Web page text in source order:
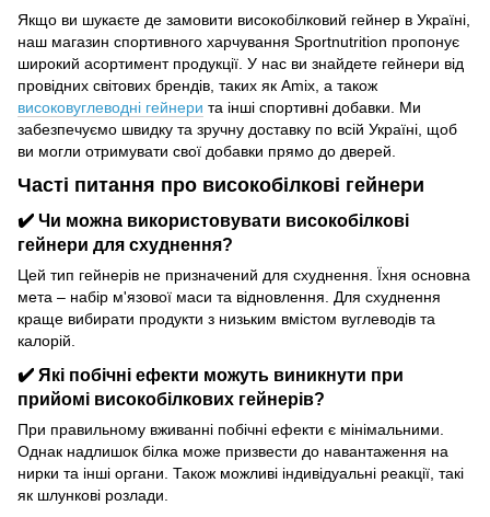
Якщо ви шукаєте де замовити високобілковий гейнер в Україні,
наш магазин спортивного харчування Sportnutrition пропонує
широкий асортимент продукції. У нас ви знайдете гейнери від
провідних світових брендів, таких як Amix, а також
високовуглеводні гейнери та інші спортивні добавки. Ми
забезпечуємо швидку та зручну доставку по всій Україні, щоб
ви могли отримувати свої добавки прямо до дверей.
Часті питання про високобілкові гейнери
✔️ Чи можна використовувати високобілкові
гейнери для схуднення?
Цей тип гейнерів не призначений для схуднення. Їхня основна
мета – набір м'язової маси та відновлення. Для схуднення
краще вибирати продукти з низьким вмістом вуглеводів та
калорій.
✔️ Які побічні ефекти можуть виникнути при
прийомі високобілкових гейнерів?
При правильному вживанні побічні ефекти є мінімальними.
Однак надлишок білка може призвести до навантаження на
нирки та інші органи. Також можливі індивідуальні реакції, такі
як шлункові розлади.